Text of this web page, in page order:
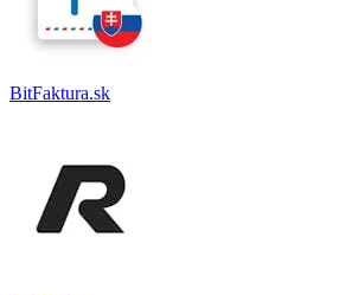
BitFaktura.sk